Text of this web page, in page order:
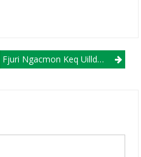
Fjuri Ngacmon Keq Uillderin: Bëji Vetes Një Nder Dhe Pensionohu, Je Burrë I Ligë